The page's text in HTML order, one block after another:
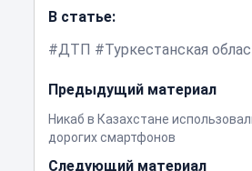
В статье:
ДТП
Туркестанская
Предыдущий материал
Никаб в Казахстане
дорогих смартфонов
Следующий материал